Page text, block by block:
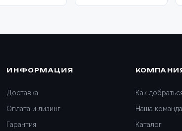
ИНФОРМАЦИЯ
Доставка
Оплата и лизинг
Гарантия
Как
Наша команда
Каталог